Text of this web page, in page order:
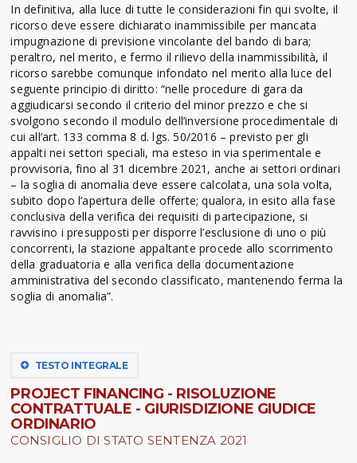
In definitiva, alla luce di tutte le considerazioni fin qui svolte, il
ricorso deve essere dichiarato inammissibile per mancata
impugnazione di previsione vincolante del bando di bara;
peraltro, nel merito, e fermo il rilievo della inammissibilità, il
ricorso sarebbe comunque infondato nel merito alla luce del
seguente principio di diritto: “nelle procedure di gara da
aggiudicarsi secondo il criterio del minor prezzo e che si
svolgono secondo il modulo dell’inversione procedimentale di
cui all’art. 133 comma 8 d. lgs. 50/2016 – previsto per gli
appalti nei settori speciali, ma esteso in via sperimentale e
provvisoria, fino al 31 dicembre 2021, anche ai settori ordinari
– la soglia di anomalia deve essere calcolata, una sola volta,
subito dopo l’apertura delle offerte; qualora, in esito alla fase
conclusiva della verifica dei requisiti di partecipazione, si
ravvisino i presupposti per disporre l’esclusione di uno o più
concorrenti, la stazione appaltante procede allo scorrimento
della graduatoria e alla verifica della documentazione
amministrativa del secondo classificato, mantenendo ferma la
soglia di anomalia”.
TESTO INTEGRALE
PROJECT FINANCING - RISOLUZIONE
CONTRATTUALE - GIURISDIZIONE GIUDICE
ORDINARIO
CONSIGLIO DI STATO SENTENZA 2021